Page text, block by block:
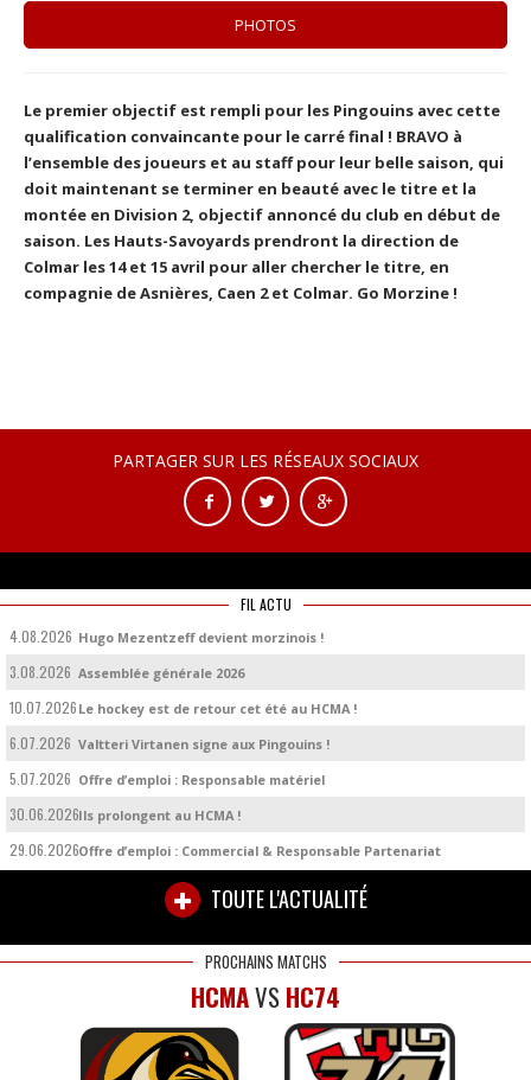
PHOTOS
Le premier objectif est rempli pour les Pingouins avec cette
qualification convaincante pour le carré final ! BRAVO à
l’ensemble des joueurs et au staff pour leur belle saison, qui
doit maintenant se terminer en beauté avec le titre et la
montée en Division 2, objectif annoncé du club en début de
saison. Les Hauts-Savoyards prendront la direction de
Colmar les 14 et 15 avril pour aller chercher le titre, en
compagnie de Asnières, Caen 2 et Colmar. Go Morzine !
PARTAGER SUR LES RÉSEAUX SOCIAUX
FIL ACTU
4.08.2026 Hugo Mezentzeff devient morzinois !
3.08.2026 Assemblée générale 2026
10.07.2026 Le hockey est de retour cet été au HCMA !
6.07.2026 Valtteri Virtanen signe aux Pingouins !
5.07.2026 Offre d’emploi : Responsable matériel
30.06.2026Ils prolongent au HCMA !
29.06.2026Offre d’emploi : Commercial & Responsable Partenariat
TOUTE L'ACTUALITÉ
PROCHAINS MATCHS
HCMAVSHC74